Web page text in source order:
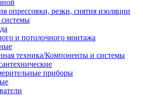
опрессовки, резки, снятия изоляции
и потолочного монтажа
техника/Компоненты и системы
приборы